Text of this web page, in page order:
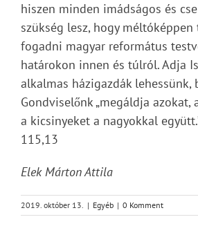
hiszen minden imádságos és
szükség lesz, hogy
fogadni magyar református
határokon innen és túlról. Adja
alkalmas házigazdák lehessünk,
Gondviselőnk „megáldja azokat,
a kicsinyeket a nagyokkal
115,13
Elek Márton Attila
2019. október 13. | Egyéb | 0 Komment